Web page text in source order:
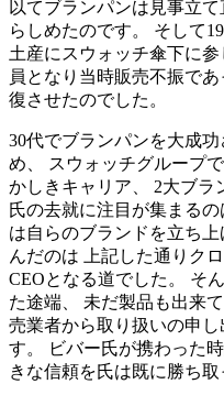
以てブランパンは見事立
らしめたのです。 そして
土産にスウォッチ傘下に
員となり当時販売不振で
復させたのでした。
30代でブランパンを大成
め、 スウォッチグループ
かしきキャリア、 2大ブラ
氏の去就に注目が集まる
は自らのブランドを立ち
んだのは 上記した通りク
CEOとなる道でした。 そ
た途端、 未だ製品も出来
売業者から取り扱いの申
す。 ビバー氏が携わった
きな信頼を氏は既に勝ち取